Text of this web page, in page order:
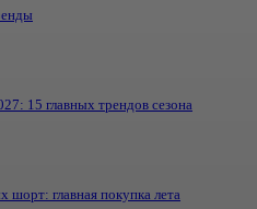
15 главных трендов сезона
главная покупка лета